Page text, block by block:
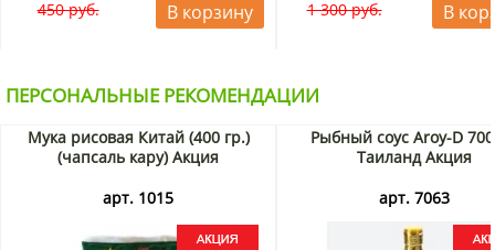
450 руб. В корзину 1 300 руб. В
ПЕРСОНАЛЬНЫЕ РЕКОМЕНДАЦИИ
Мука рисовая Китай (400 гр.)
(чапсаль кару) Акция
арт. 1015
Рыбный соус Aroy-D
Таиланд Акция
арт. 7063